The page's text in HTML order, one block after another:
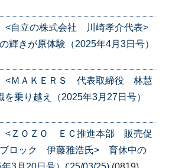
<自立の株式会社 川崎孝介代表>
輝きが原体験（2025年4月3日号）
<ＭＡＫＥＲＳ 代表取締役 林慧
乗り越え（2025年3月27日号）
<ＺＯＺＯ ＥＣ推進本部 販売促
ロック 伊藤雅浩氏> 育休中の